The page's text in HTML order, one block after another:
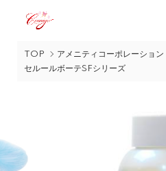
TOP
アメニティコーポレーション
セルールボーテSFシリーズ